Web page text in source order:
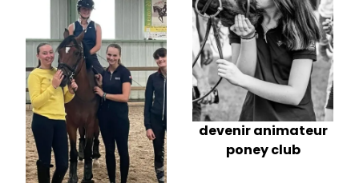
devenir animateur
poney club